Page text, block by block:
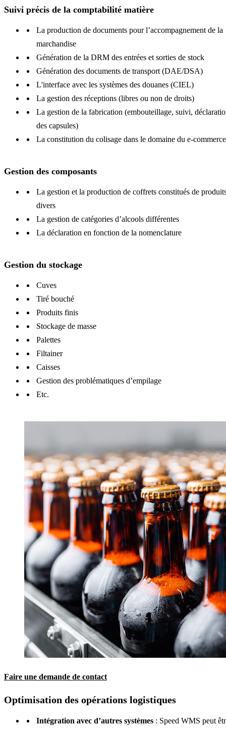
Suivi précis de la comptabilité matière
La production de documents pour l’accompagnement de la
marchandise
Génération de la DRM des entrées et sorties de stock
Génération des documents de transport (DAE/DSA)
L'interface avec les systèmes des douanes (CIEL)
La gestion des réceptions (libres ou non de droits)
La gestion de la fabrication (embouteillage, suivi,
des capsules)
La constitution du colisage dans le domaine du e-commerce
Gestion des composants
La gestion et la production de coffrets constitués de
divers
La gestion de catégories d’alcools différentes
La déclaration en fonction de la nomenclature
Gestion du stockage
Cuves
Tiré bouché
Produits finis
Stockage de masse
Palettes
Filtainer
Caisses
Gestion des problématiques d’empilage
Etc.
Faire une demande de contact
Optimisation des opérations logistiques
Intégration avec d’autres systèmes : Speed WMS peut